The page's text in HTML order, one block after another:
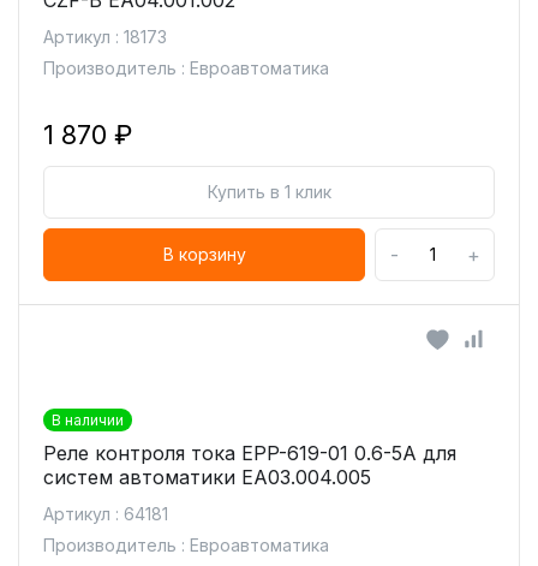
Артикул : 18173
Производитель : Евроавтоматика
1 870 ₽
Купить в 1 клик
В корзину - +
В наличии
Реле контроля тока EPP-619-01 0.6-5A для
систем автоматики ЕА03.004.005
Артикул : 64181
Производитель : Евроавтоматика